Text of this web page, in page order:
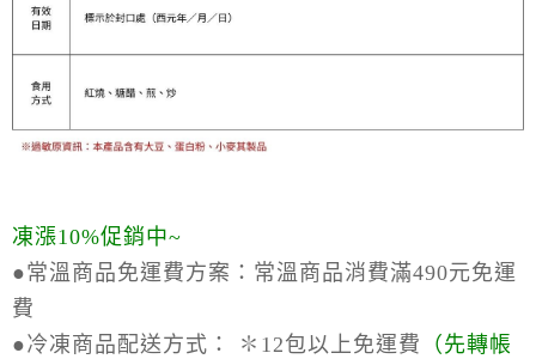
凍漲10%促銷中~
●常溫商品免運費方案： 常溫商品消費滿490元免運
費
●冷凍商品配送方式：
✽12包以上免運費 （ 先轉帳